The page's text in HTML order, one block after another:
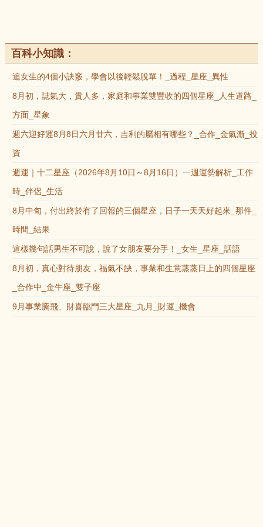
百科小知識：
追女生的4個小訣竅，學會以後輕鬆脫單！_過程_星座_異性
8月初，誌氣大，貴人多，家庭和事業雙豐收的四個星座_人生道路_
方面_星象
週六迎好運8月8日六月廿六，吉利的屬相有哪些？_合作_金氣漸_投
資
週運｜十二星座（2026年8月10日～8月16日）一週運勢解析_工作
時_伴侶_生活
8月中旬，付出終於有了回報的三個星座，日子一天天好起來_那件_
時間_結果
這樣幾句話男生不可說，說了女朋友要分手！_女生_星座_話語
8月初，真心對待朋友，福氣不缺，事業和生意蒸蒸日上的四個星座
_合作中_金牛座_雙子座
9月事業騰飛、財喜臨門三大星座_九月_財運_機會